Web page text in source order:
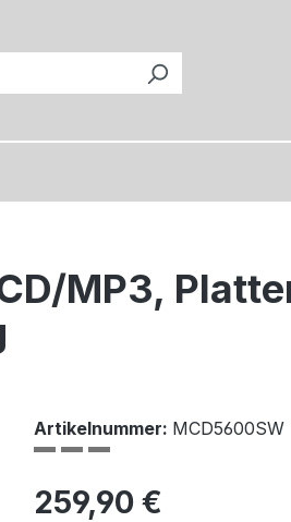
MP3,
Artikelnummer: MCD5600SW
Regulärer Preis:
259,90 €